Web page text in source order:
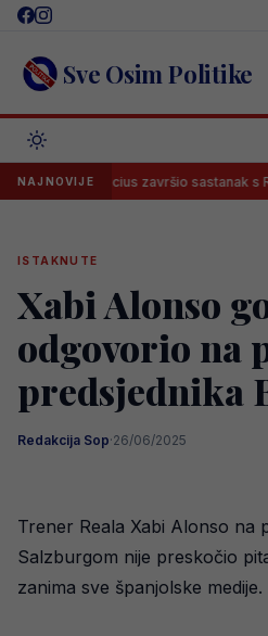
Skip
content Sve Osim Politike
NAJNOVIJE
Vinicius završio sastanak s
ISTAKNUTE
Xabi Alonso
odgovorio na
predsjednika
Redakcija Sop·26/06/2025
Trener Reala Xabi Alonso na
Salzburgom nije preskočio
zanima sve španjolske medije.